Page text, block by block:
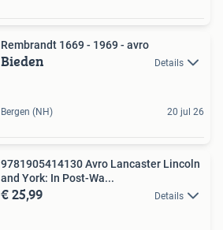
Rembrandt 1669 - 1969 - avro
Bieden Details
Bergen (NH) 20 jul 26
9781905414130 Avro Lancaster Lincoln
and York: In Post-Wa...
€ 25,99 Details